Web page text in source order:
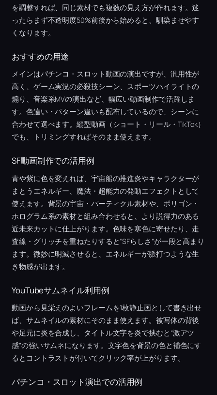
を調整すれば、同じ素材でも複数の見え方が作れます。迷
ったらまず不透明度50%前後から始めると、馴染ませやす
くなります。
おすすめの用途
メインはパチンコ・スロット動画の演出ですが、汎用性が
高く、ゲーム実況の必殺技シーン、スポーツハイライトの
煽り、音楽系MVの演出など、幅広い動画制作で活躍しま
す。色違い・パターン違いも配布しているので、シーンに
合わせて選べます。縦型動画（ショート・リール・TikTok）
でも、トリミングすればそのまま使えます。
SF動画制作での活用例
青や紫に色を変えれば、宇宙船の推進炎やキャラクターが
まとうエネルギー、魔法・超能力の発動エフェクトとして
使えます。背景の宇宙・パーティクル素材や、ポリゴン・
ホログラム系の素材と組み合わせると、より説得力のある
近未来カットに仕上がります。色味を寒色に寄せたり、走
査線・グリッチを重ねたりすると“SFらしさ”が一段と高まり
ます。微妙に明滅させると、エネルギーが脈打つような生
き物感が出ます。
YouTubeサムネイル利用例
動画から見栄えのよいフレームを1枚静止画として書き出せ
ば、サムネイルの素材にそのまま使えます。被写体の背後
や足元に炎を合成し、タイトル文字を炎で挟むと“激アツ
感”の強いサムネになります。文字色を背景の色と補色にす
るとコントラストが付いてクリック率が上がります。
パチンコ・スロット演出での活用例